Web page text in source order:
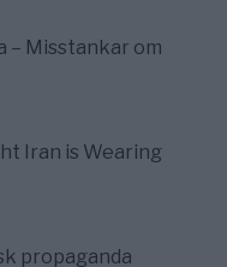
– Misstankar om
Iran is Wearing
propaganda